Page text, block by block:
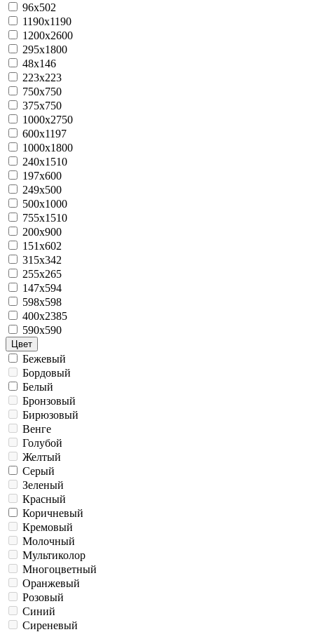
96х502
1190x1190
1200x2600
295x1800
48x146
223x223
750х750
375х750
1000x2750
600x1197
1000x1800
240x1510
197х600
249x500
500x1000
755x1510
200х900
151х602
315x342
255x265
147х594
598x598
400x2385
590х590
Цвет
Бежевый
Бордовый
Белый
Бронзовый
Бирюзовый
Венге
Голубой
Желтый
Серый
Зеленый
Красный
Коричневый
Кремовый
Молочный
Мультиколор
Многоцветный
Оранжевый
Розовый
Синий
Сиреневый